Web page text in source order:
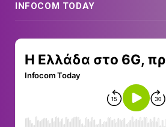
INFOCOM TODAY